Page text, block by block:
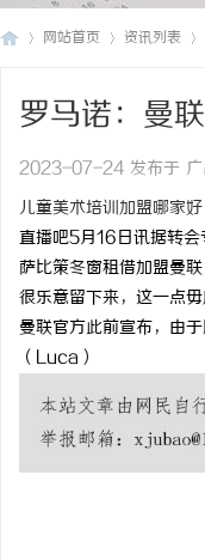
网站首页 资讯列表
罗马诺：曼
2023-07-24 发布于 广
儿童美术培训加盟哪家好
直播吧5月16日讯据转
萨比策冬窗租借加盟曼
很乐意留下来，这一点
曼联官方此前宣布，由
（Luca）